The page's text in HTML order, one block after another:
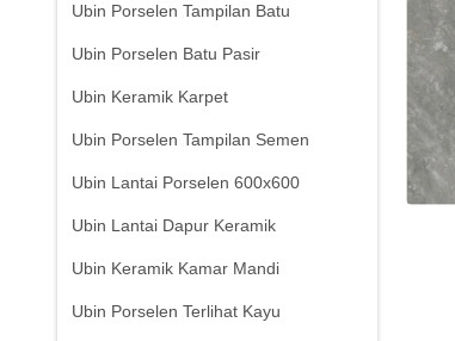
Ubin Porselen Tampilan Batu
Ubin Porselen Batu Pasir
Ubin Keramik Karpet
Ubin Porselen Tampilan Semen
Ubin Lantai Porselen 600x600
Ubin Lantai Dapur Keramik
Ubin Keramik Kamar Mandi
Ubin Porselen Terlihat Kayu